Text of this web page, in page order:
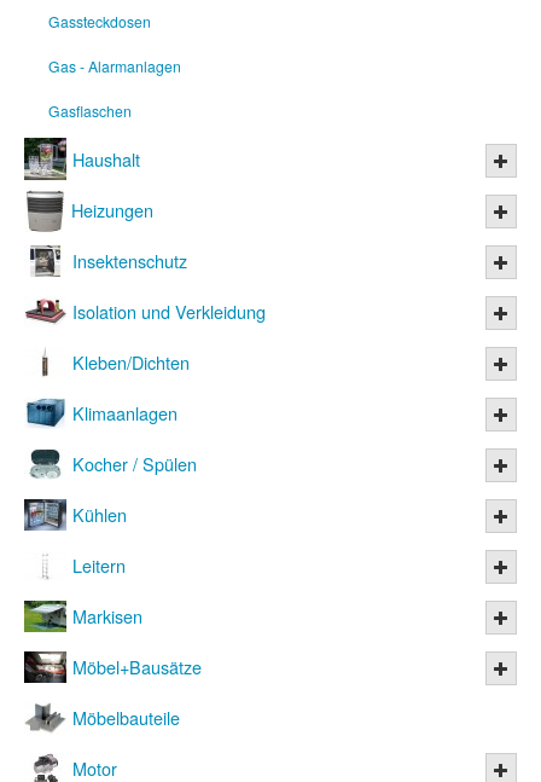
Gassteckdosen
Gas - Alarmanlagen
Gasflaschen
Haushalt
Heizungen
Insektenschutz
Isolation und Verkleidung
Kleben/Dichten
Klimaanlagen
Kocher / Spülen
Kühlen
Leitern
Markisen
Möbel+Bausätze
Möbelbauteile
Motor